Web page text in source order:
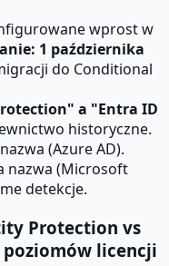
wprost w
1 października
do Conditional
a "Entra ID
historyczne.
(Azure AD).
nazwa (Microsoft
detekcje.
Protection vs
poziomów licencji